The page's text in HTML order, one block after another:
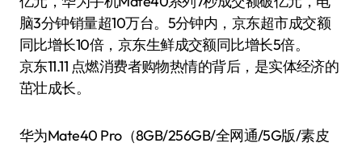
脑3分钟销量超10万台。5分钟内，京东超市成交额
同比增长10倍，京东生鲜成交额同比增长5倍。
京东11.11 点燃消费者购物热情的背后，是实体经济的
茁壮成长。
华为Mate40 Pro（8GB/256GB/全网通/5G版/素皮